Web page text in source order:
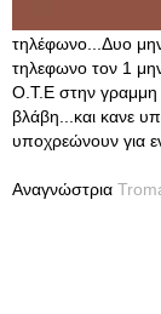
τηλέφωνο...Δυο
τηλεφωνο τον 1
Ο.Τ.Ε στην γραμμη
βλάβη...και κανε
υποχρεώνουν για
Αναγνώστρια